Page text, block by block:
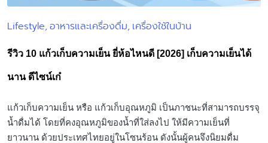
Posted
Lifestyle อาหารและเครื่องดื่ม เครื่องใช้ในบ้าน
รีวิว 10 แก้วเก็บความเย็น ยี่ห้อไหนดี [2026] เก็บความเย็นได้
นาน ดีไซน์เก๋
แก้วเก็บความเย็น หรือ แก้วเก็บอุณหภูมิ เป็นภาชนะที่สามารถบรรจุ
น้ำดื่มได้ โดยที่คงอุณหภูมิของน้ำที่ใส่ลงไป ให้มีความเย็นที่
ยาวนาน ด้วยประเทศไทยอยู่ในโซนร้อน ดังนั้นผู้คนจึงนิยมดื่ม